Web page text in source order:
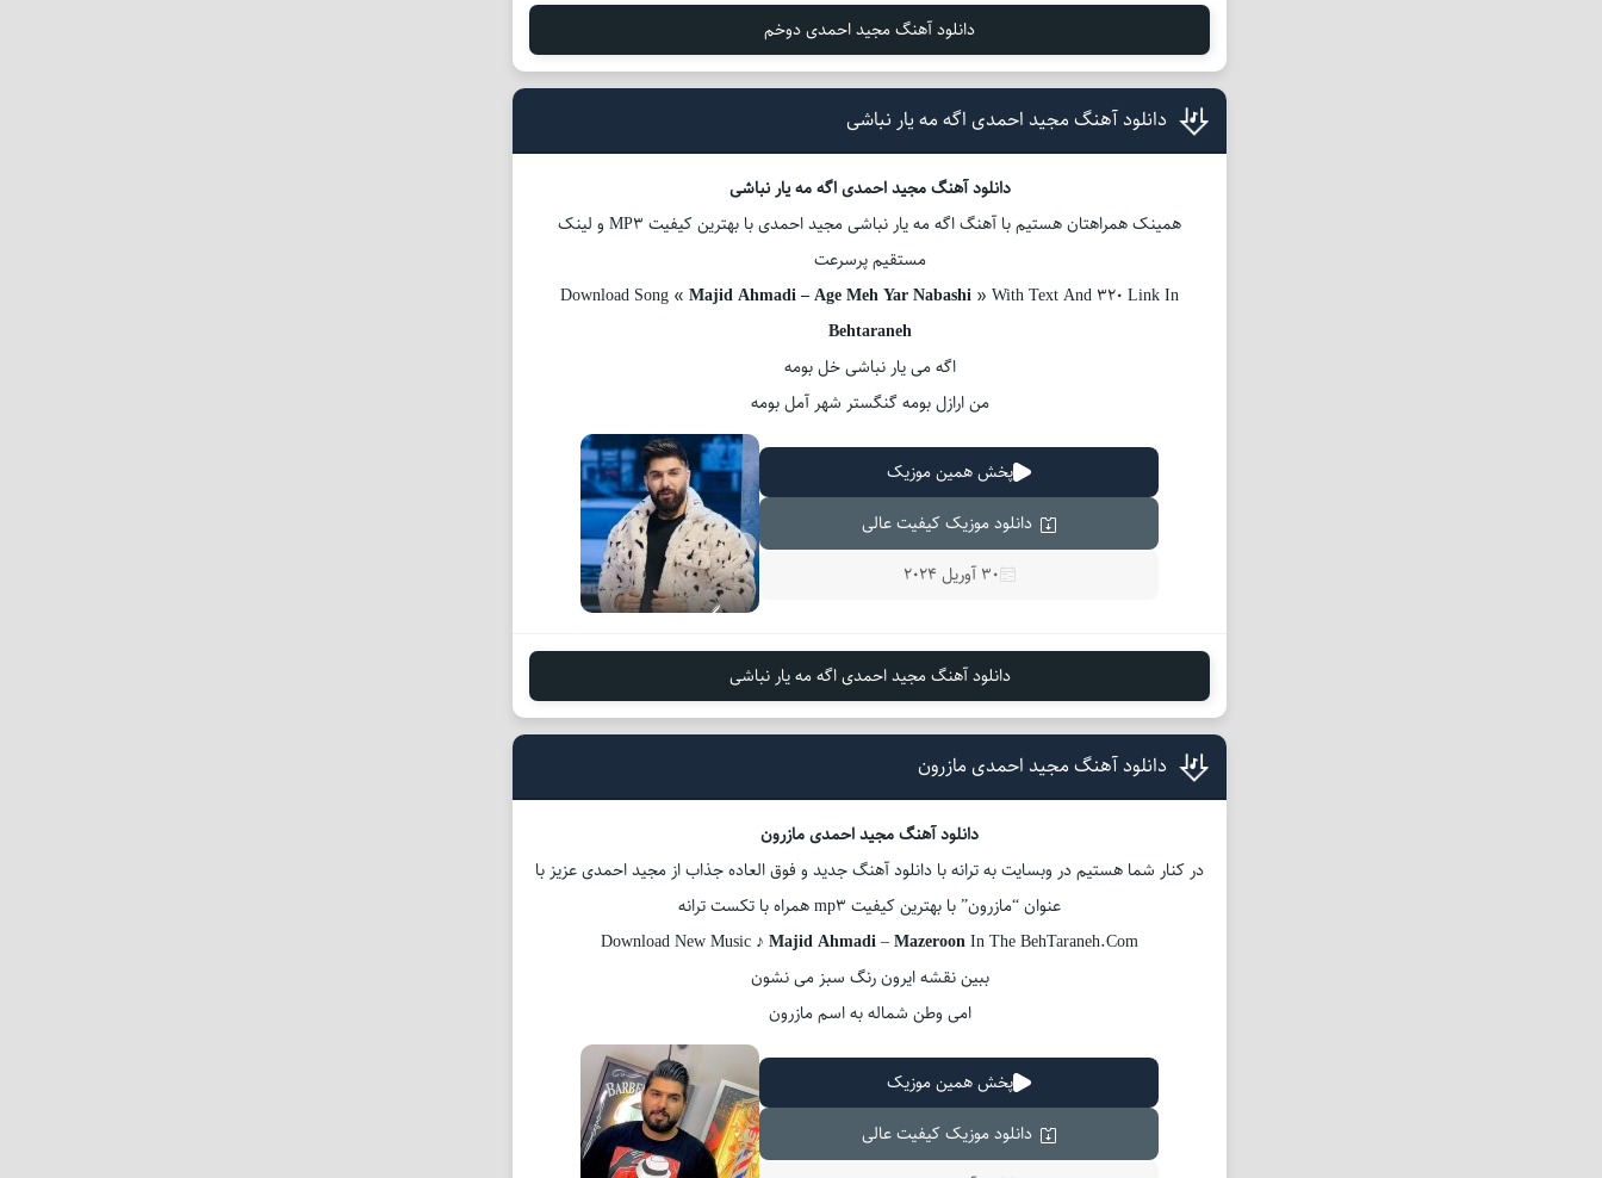
دانلود آهنگ مجید احمدی دوخم
دانلود آهنگ مجید احمدی اگه مه یار نباشی
دانلود آهنگ مجید احمدی اگه مه یار نباشی
همینک همراهتان هستیم با آهنگ اگه مه یار نباشی مجید احمدی با بهترین کیفیت MP3 و لینک
مستقیم پرسرعت
Download Song «Majid Ahmadi – Age Meh Yar Nabashi » With Text And 320 Link In
Behtaraneh
اگه می یار نباشی خل بومه
من ارازل بومه گنگستر شهر آمل بومه
پخش همین موزیک
دانلود موزیک کیفیت عالی
30 آوریل 2024
دانلود آهنگ مجید احمدی اگه مه یار نباشی
دانلود آهنگ مجید احمدی مازرون
دانلود آهنگ مجید احمدی مازرون
در کنار شما هستیم در وبسایت به ترانه با دانلود آهنگ جدید و فوق العاده جذاب از مجید احمدی عزیز با
عنوان “مازرون” با بهترین کیفیت mp3 همراه با تکست ترانه
Download New Music ♪Majid Ahmadi–MazeroonIn The BehTaraneh.Com
ببین نقشه ایرون رنگ سبز می نشون
امی وطن شماله به اسم مازرون
پخش همین موزیک
دانلود موزیک کیفیت عالی